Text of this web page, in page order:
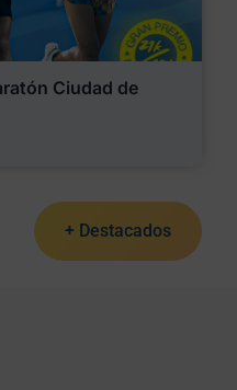
Ciudad de
+ Destacados